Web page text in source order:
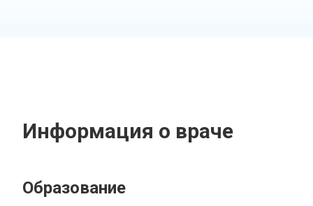
Информация о враче
Образование